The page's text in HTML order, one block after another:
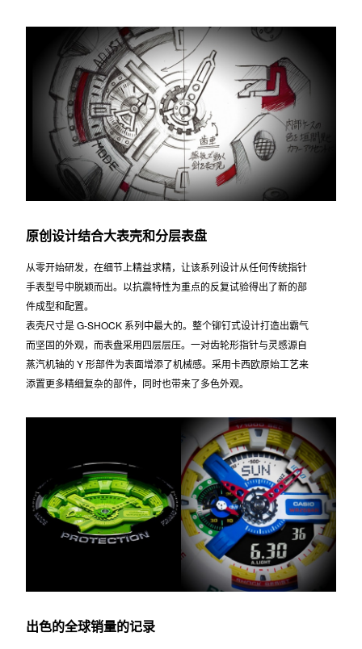
原创设计结合大表壳和分层表盘
从零开始研发，在细节上精益求精，让该系列设计从任何传统指针
手表型号中脱颖而出。以抗震特性为重点的反复试验得出了新的部
件成型和配置。
表壳尺寸是 G-SHOCK 系列中最大的。整个铆钉式设计打造出霸气
而坚固的外观，而表盘采用四层层压。一对齿轮形指针与灵感源自
蒸汽机轴的 Y 形部件为表面增添了机械感。采用卡西欧原始工艺来
添置更多精细复杂的部件，同时也带来了多色外观。
出色的全球销量的记录